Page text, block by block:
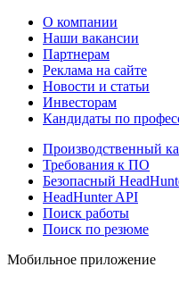
О компании
Наши вакансии
Партнерам
Реклама на сайте
Новости и статьи
Инвесторам
Кандидаты по
Производственный
Требования к ПО
Безопасный
HeadHunter API
Поиск работы
Поиск по резюме
Мобильное приложение